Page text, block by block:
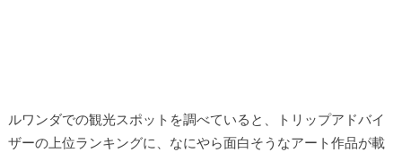
ルワンダでの観光スポットを調べていると、トリップアドバイ
ザーの上位ランキングに、なにやら面白そうなアート作品が載